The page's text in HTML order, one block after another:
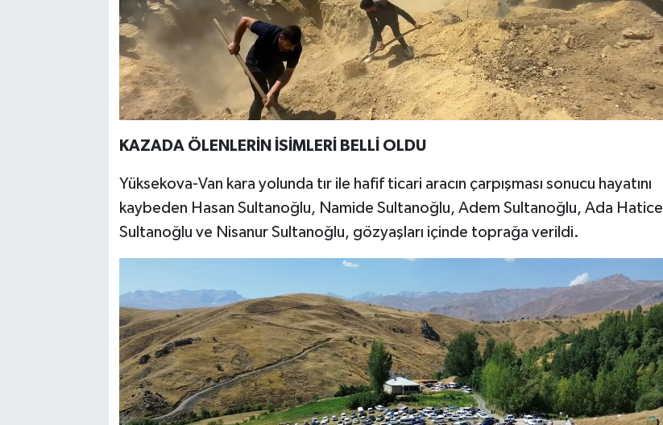
KAZADA ÖLENLERİN İSİMLERİ BELLİ OLDU
Yüksekova-Van kara yolunda tır ile hafif ticari aracın çarpışması sonucu hayatını
kaybeden Hasan Sultanoğlu, Namide Sultanoğlu, Adem Sultanoğlu, Ada Hatice
Sultanoğlu ve Nisanur Sultanoğlu, gözyaşları içinde toprağa verildi.